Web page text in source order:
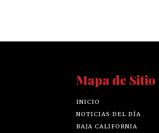
Mapa de Sitio
INICIO
NOTICIAS DEL DÍA
BAJA CALIFORNIA